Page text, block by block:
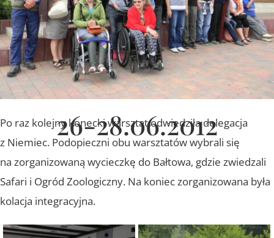
26-28.06.2012
Po raz kolejny konecki warsztat odwiedziła delegacja
z Niemiec. Podopieczni obu warsztatów wybrali się
na zorganizowaną wycieczkę do Bałtowa, gdzie zwiedzali
Safari i Ogród Zoologiczny. Na koniec zorganizowana była
kolacja integracyjna.